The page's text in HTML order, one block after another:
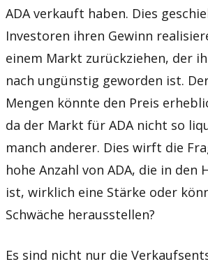
ADA verkauft haben. Dies
Investoren ihren Gewinn
einem Markt zurückziehen, der
nach ungünstig geworden ist.
Mengen könnte den Preis
da der Markt für ADA nicht so
manch anderer. Dies wirft die
hohe Anzahl von ADA, die in den
ist, wirklich eine Stärke oder
Schwäche herausstellen?
Es sind nicht nur die